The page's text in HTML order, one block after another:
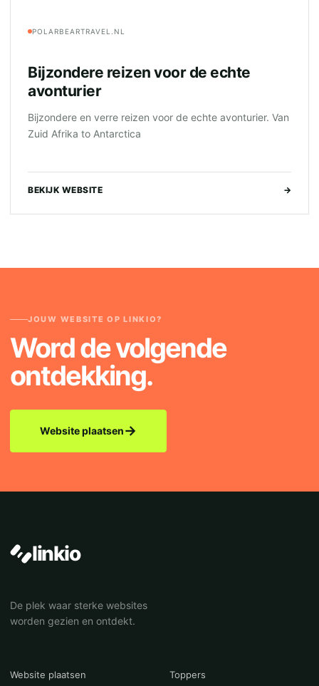
POLARBEARTRAVEL.NL
Bijzondere reizen voor de echte
avonturier
Bijzondere en verre reizen voor de echte avonturier. Van
Zuid Afrika to Antarctica
BEKIJK WEBSITE →
JOUW WEBSITE OP LINKIO?
Word de volgende
ontdekking.
Website plaatsen→
linkio
De plek waar sterke websites
worden gezien en ontdekt.
Website plaatsen Toppers